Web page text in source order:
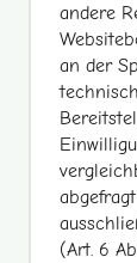
andere
an der
(Art. 6